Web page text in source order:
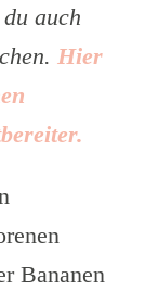
auch
Hier
Bananen